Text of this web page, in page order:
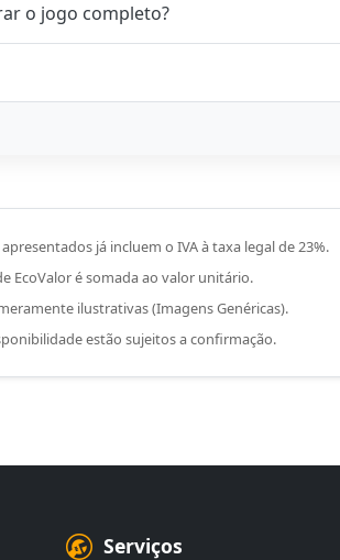
o jogo completo?
já incluem o IVA à taxa legal de 23%.
EcoValor é somada ao valor unitário.
ilustrativas (Imagens Genéricas).
estão sujeitos a confirmação.
Serviços